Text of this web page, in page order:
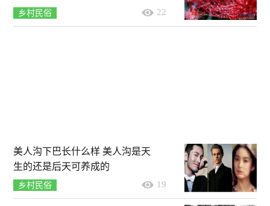
乡村民俗 22
美人沟下巴长什么样 美人沟是天
生的还是后天可养成的
乡村民俗 19